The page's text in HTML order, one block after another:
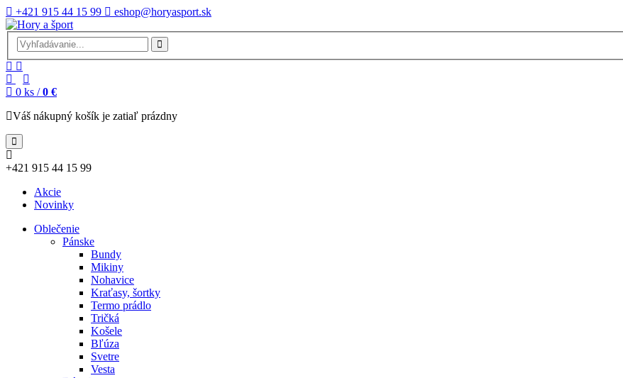
+421 915 44 15 99 eshop@horyasport.sk
0 ks / 0 €
Váš nákupný košík je zatiaľ prázdny
+421 915 44 15 99
Akcie
Novinky
Oblečenie
Pánske
Bundy
Mikiny
Nohavice
Kraťasy, šortky
Termo prádlo
Tričká
Košele
Bľúza
Svetre
Vesta